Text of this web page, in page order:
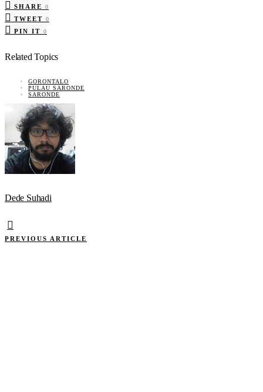
SHARE
0
TWEET 0
PIN IT 0
Related Topics
GORONTALO
PULAU SARONDE
SARONDE
Dede Suhadi
PREVIOUS ARTICLE